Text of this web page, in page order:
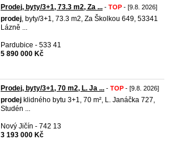
Prodej, byty/3+1, 73.3 m2, Za ... - TOP - [9.8. 2026]
prodej, byty/3+1, 73.3 m2, Za Školkou 649, 53341
Lázně ...
Pardubice - 533 41
5 890 000 Kč
Prodej, byty/3+1, 70 m2, L. Ja ... - TOP - [9.8. 2026]
prodej klidného bytu 3+1, 70 m², L. Janáčka 727,
Studén ...
Nový Jičín - 742 13
3 193 000 Kč